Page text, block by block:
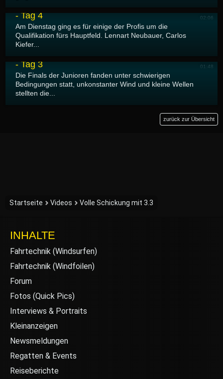
02:06
- Tag 4
Am Dienstag ging es für einige der Profis um die
Qualifikation fürs Hauptfeld. Lennart Neubauer, Carlos
Kiefer...
01:48
07.07.2026
- Tag 3
Die Finals der Junioren fanden unter schwierigen
Bedingungen statt, unkonstanter Wind und kleine Wellen
stellten die...
zurück zur Übersicht
Startseite Videos Volle Schickung mit 3.3
INHALTE
Fahrtechnik (Windsurfen)
Fahrtechnik (Windfoilen)
Forum
Fotos (Quick Pics)
Interviews & Portraits
Kleinanzeigen
Newsmeldungen
Regatten & Events
Reiseberichte